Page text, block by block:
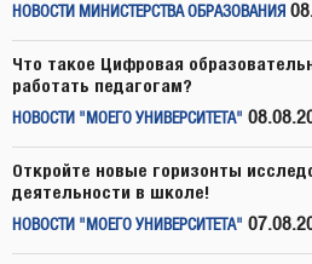
НОВОСТИ МИНИСТЕРСТВА ОБРАЗОВАНИЯ
Что такое Цифровая
работать педагогам?
НОВОСТИ "МОЕГО УНИВЕРСИТЕТА"
Откройте новые горизонты
деятельности в школе!
НОВОСТИ "МОЕГО УНИВЕРСИТЕТА"